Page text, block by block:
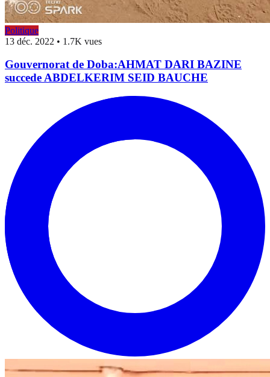
Politique
13 déc. 2022 • 1.7K vues
Gouvernorat de Doba:AHMAT DARI BAZINE
succede ABDELKERIM SEID BAUCHE